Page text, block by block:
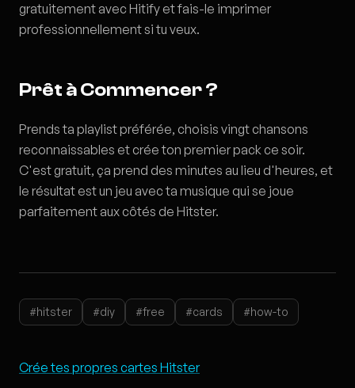
gratuitement avec Hitify et fais-le imprimer
professionnellement si tu veux.
Prêt à Commencer ?
Prends ta playlist préférée, choisis vingt chansons
reconnaissables et crée ton premier pack ce soir.
C'est gratuit, ça prend des minutes au lieu d'heures, et
le résultat est un jeu avec ta musique qui se joue
parfaitement aux côtés de Hitster.
#hitster #diy #free #cards #how-to
Crée tes propres cartes Hitster